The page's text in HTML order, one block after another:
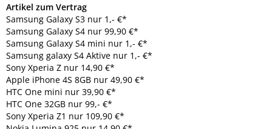
Artikel zum Vertrag
Samsung Galaxy S3 nur 1,- €*
Samsung Galaxy S4 nur 99,90 €*
Samsung Galaxy S4 mini nur 1,- €*
Samsung galaxy S4 Aktive nur 1,- €*
Sony Xperia Z nur 14,90 €*
Apple iPhone 4S 8GB nur 49,90 €*
HTC One mini nur 39,90 €*
HTC One 32GB nur 99,- €*
Sony Xperia Z1 nur 109,90 €*